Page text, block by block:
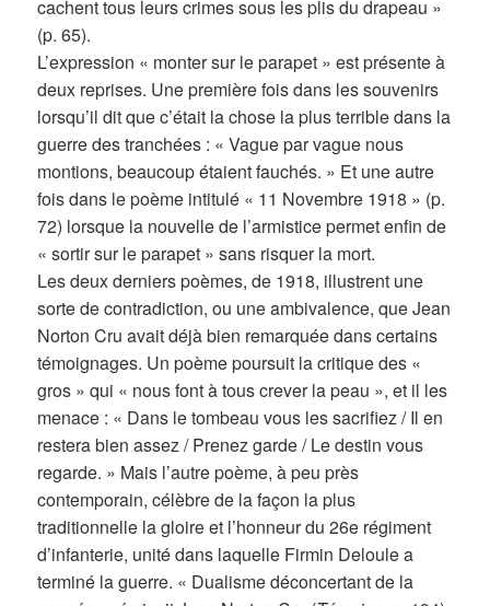
cachent tous leurs crimes sous les plis du drapeau »
(p. 65).
L’expression « monter sur le parapet » est présente à
deux reprises. Une première fois dans les souvenirs
lorsqu’il dit que c’était la chose la plus terrible dans la
guerre des tranchées : « Vague par vague nous
montions, beaucoup étaient fauchés. » Et une autre
fois dans le poème intitulé « 11 Novembre 1918 » (p.
72) lorsque la nouvelle de l’armistice permet enfin de
« sortir sur le parapet » sans risquer la mort.
Les deux derniers poèmes, de 1918, illustrent une
sorte de contradiction, ou une ambivalence, que Jean
Norton Cru avait déjà bien remarquée dans certains
témoignages. Un poème poursuit la critique des «
gros » qui « nous font à tous crever la peau », et il les
menace : « Dans le tombeau vous les sacrifiez / Il en
restera bien assez / Prenez garde / Le destin vous
regarde. » Mais l’autre poème, à peu près
contemporain, célèbre de la façon la plus
traditionnelle la gloire et l’honneur du 26e régiment
d’infanterie, unité dans laquelle Firmin Deloule a
terminé la guerre. « Dualisme déconcertant de la